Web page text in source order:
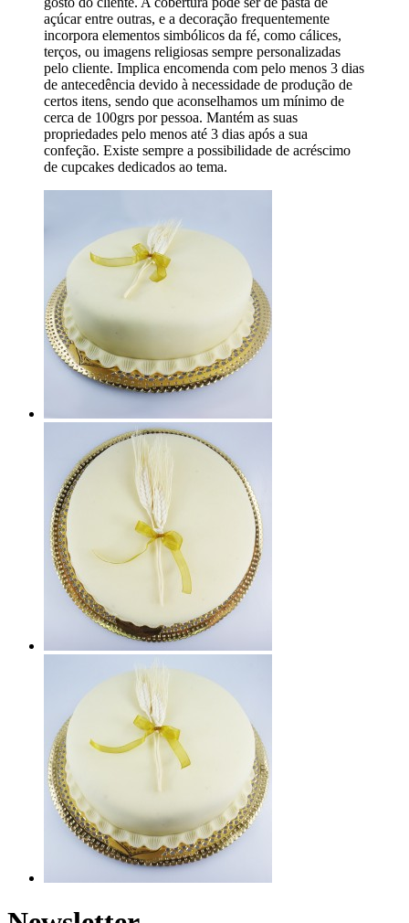
açúcar entre outras, e a decoração frequentemente
incorpora elementos simbólicos da fé, como cálices,
terços, ou imagens religiosas sempre personalizadas
pelo cliente. Implica encomenda com pelo menos 3 dias
de antecedência devido à necessidade de produção de
certos itens, sendo que aconselhamos um mínimo de
cerca de 100grs por pessoa. Mantém as suas
propriedades pelo menos até 3 dias após a sua
confeção. Existe sempre a possibilidade de acréscimo
de cupcakes dedicados ao tema.